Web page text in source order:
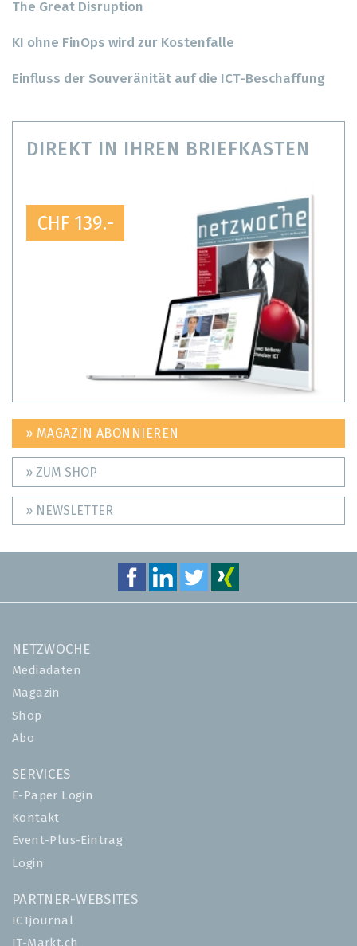
The Great Disruption
KI ohne FinOps wird zur Kostenfalle
Einfluss der Souveränität auf die ICT-Beschaffung
DIREKT IN IHREN BRIEFKASTEN
CHF 139.-
» MAGAZIN ABONNIEREN
» ZUM SHOP
» NEWSLETTER
NETZWOCHE
Mediadaten
Magazin
Shop
Abo
SERVICES
E-Paper Login
Kontakt
Event-Plus-Eintrag
Login
PARTNER-WEBSITES
ICTjournal
IT-Markt.ch